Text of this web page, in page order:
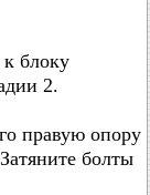
блоку
2.
правую опору
болты